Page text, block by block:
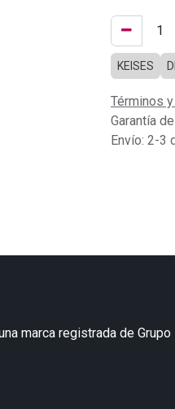
KEISES
Términos
Garantía
Envío: 2-3
marca registrada de Grupo